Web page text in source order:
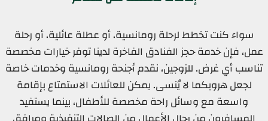
سواء كنت تخطط لرحلة رومانسية، أو عطلة عائلية، أو رحلة
عمل، فإن خدمة حجز الفنادق الفاخرة لدينا توفر خيارات مخصصة
تناسب أي غرض. للزوجين، نقدم أجنحة رومانسية وخدمات خاصة
لجعل هروبكما لا يُنسى. يمكن للعائلات الاستمتاع بإقامة
واسعة مع وسائل راحة مخصصة للأطفال، بينما يستفيد